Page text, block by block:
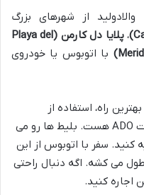
از شهرهای بزرگ
،
پلایا دل کارمن (Playa del
با اتوبوس یا خودروی
بهترین راه، استفاده از
اتوبوس های راحت و مجهز شرکت ADO هست. بلیط ها رو می
کنید. سفر با اتوبوس از این
می کشه. اگه دنبال راحتی
اجاره کنید.